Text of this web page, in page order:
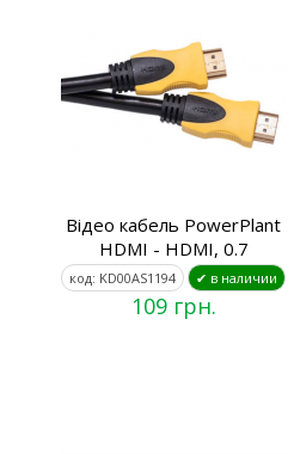
Відео кабель PowerPlant
HDMI - HDMI, 0.7
код: KD00AS1194 ✔ в наличии
109 грн.